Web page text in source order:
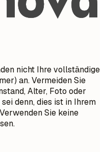
nicht Ihre vollständige
an. Vermeiden Sie
Alter, Foto oder
denn, dies ist in Ihrem
Sie keine